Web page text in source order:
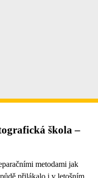
škola –
metodami jak
přilákalo i v letošním